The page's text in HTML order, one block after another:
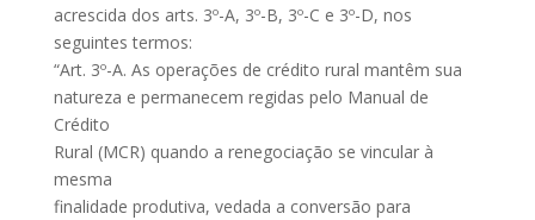
acrescida dos arts. 3º-A, 3º-B, 3º-C e 3º-D, nos
seguintes termos:
“Art. 3º-A. As operações de crédito rural mantêm sua
natureza e permanecem regidas pelo Manual de
Crédito
Rural (MCR) quando a renegociação se vincular à
mesma
finalidade produtiva, vedada a conversão para